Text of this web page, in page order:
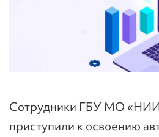
Сотрудники ГБУ МО
приступили к освоению